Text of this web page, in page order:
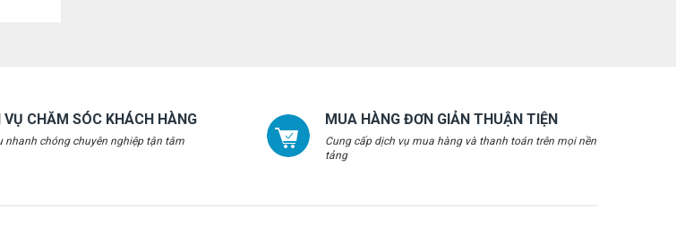
VỤ CHĂM SÓC KHÁCH HÀNG
nhanh chóng chuyên nghiệp tận tâm
MUA HÀNG ĐƠN GIẢN THUẬN TIỆN
Cung cấp dịch vụ mua hàng và thanh toán trên mọi nền
tảng